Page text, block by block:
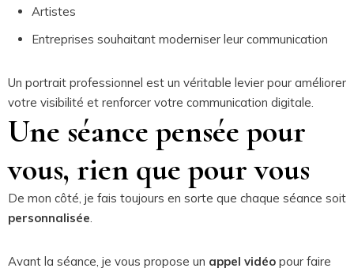
Artistes
Entreprises souhaitant moderniser leur communication
Un portrait professionnel est un véritable levier pour améliorer
votre visibilité et renforcer votre communication digitale.
Une séance pensée pour
vous, rien que pour vous
De mon côté, je fais toujours en sorte que chaque séance soit
personnalisée.
Avant la séance, je vous propose un appel vidéo pour faire